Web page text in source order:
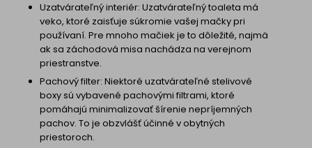
Uzatvárateľný interiér: Uzatvárateľný toaleta má
veko, ktoré zaisťuje súkromie vašej mačky pri
používaní. Pre mnoho mačiek je to dôležité, najmä
ak sa záchodová misa nachádza na verejnom
priestranstve.
Pachový filter: Niektoré uzatvárateľné stelivové
boxy sú vybavené pachovými filtrami, ktoré
pomáhajú minimalizovať šírenie nepríjemných
pachov. To je obzvlášť účinné v obytných
priestoroch.